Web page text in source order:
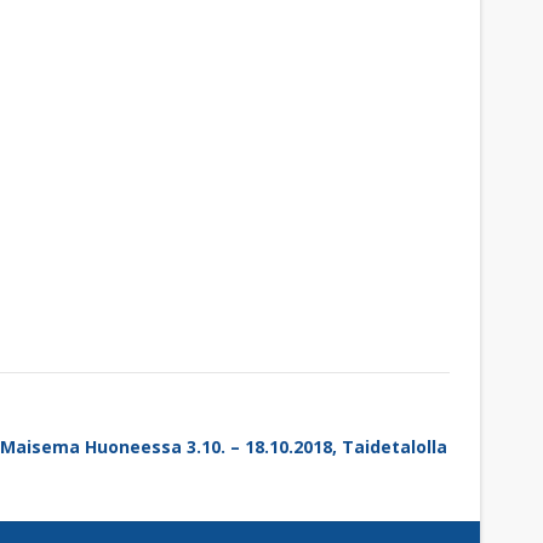
Maisema Huoneessa 3.10. – 18.10.2018, Taidetalolla